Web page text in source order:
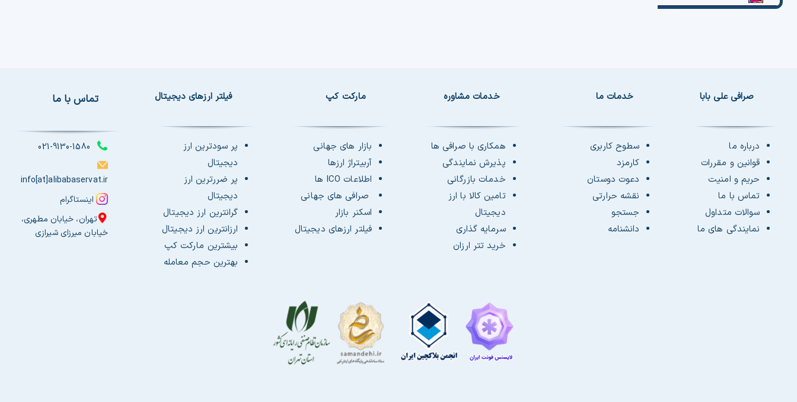
صرافی علی بابا
درباره ما
قوانین و مقررات
حریم و امنیت
تماس با ما
سوالات متداول
نمایندگی های ما
خدمات ما
سطوح کاربری
کارمزد
دعوت دوستان
نقشه حرارتی
جستجو
دانشنامه
خدمات مشاوره
همکاری با صرافی ها
پذیرش نمایندگی
خدمات بازرگانی
تامین کالا با ارز
دیجیتال
سرمایه گذاری
خرید تتر ارزان
مارکت کپ
بازار های جهانی
آربیتراژ ارزها
اطلاعات ICO ها
صرافی های جهانی
اسکنر بازار
فیلتر ارزهای دیجیتال
فیلتر ارزهای دیجیتال
پر سودترین ارز
دیجیتال
پر ضررترین ارز
دیجیتال
گرانترین ارز دیجیتال
ارزانترین ارز دیجیتال
بیشترین مارکت کپ
بهترین حجم معامله
تماس با ما
021-9130-1580
info[at]alibabaservat.ir
اینستاگرام
تهران، خیابان مطهری،
خیابان میرزای شیرازی